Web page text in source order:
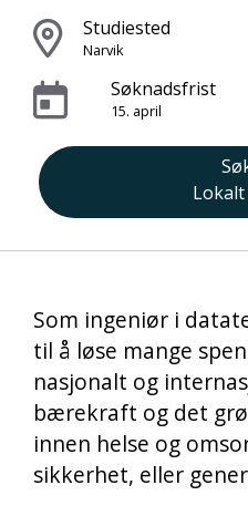
Studiested
Narvik
Søknadsfrist
15. april
Som ingeniør i
til å løse mange
nasjonalt og
bærekraft og det
innen helse og
sikkerhet, eller